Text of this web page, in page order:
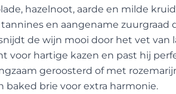
grootste belang en verdient
de onmisbare tesserae die het
absoluut uniek maakt, de
aan zijn dochter Bianca.
hazelnoot, aarde en milde
en aangename
de wijn mooi door het vet
voor hartige kazen en past hij
geroosterd of met
baked brie voor extra harmonie.